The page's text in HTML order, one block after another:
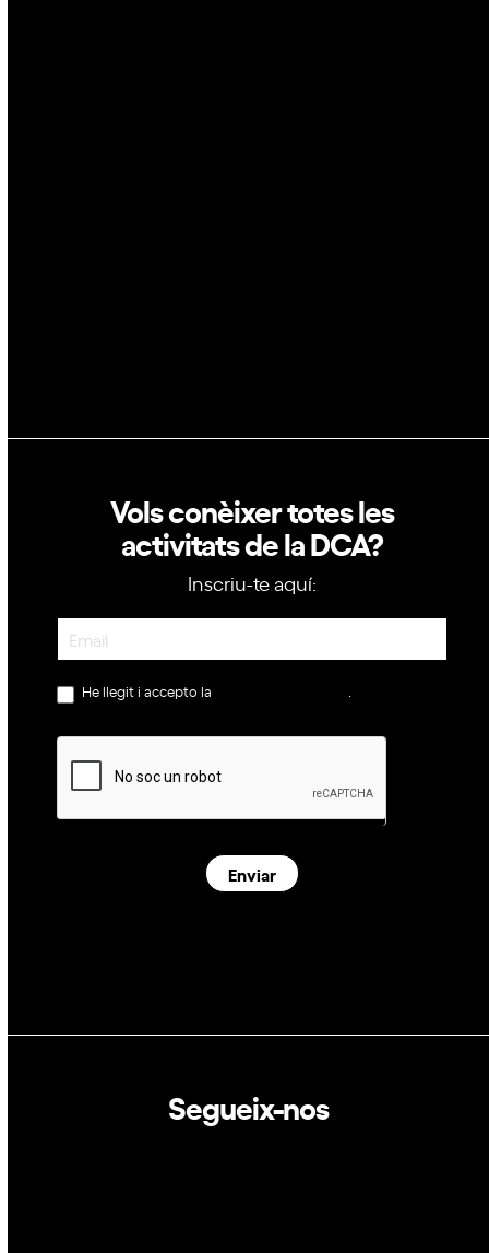
Vols conèixer totes les
activitats de la DCA?
Inscriu-te aquí:
He llegit i accepto la
Enviar
Segueix-nos